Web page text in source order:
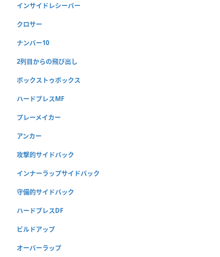
インサイドレシーバー
クロサー
ナンバー10
2列目からの飛び出し
ボックストゥボックス
ハードプレスMF
プレーメイカー
アンカー
攻撃的サイドバック
インナーラップサイドバック
守備的サイドバック
ハードプレスDF
ビルドアップ
オーバーラップ